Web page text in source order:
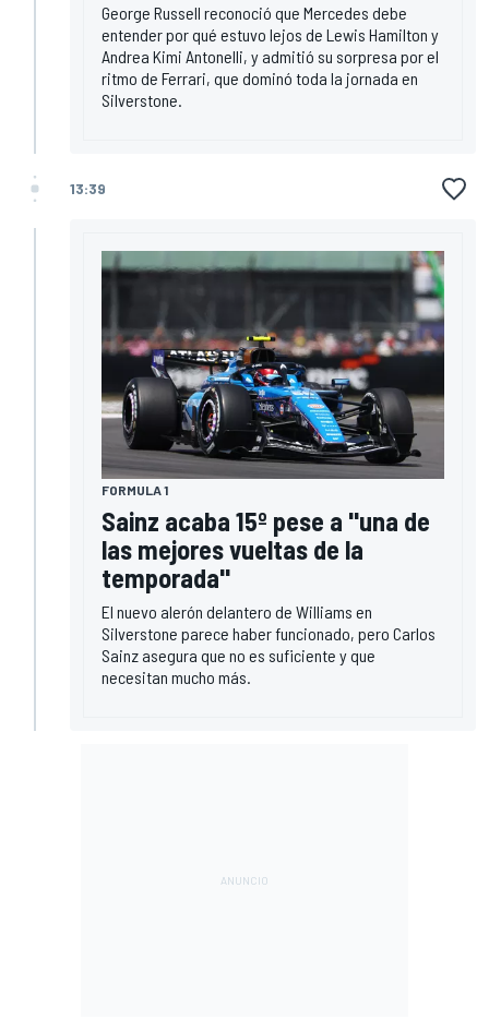
George Russell reconoció que Mercedes debe
entender por qué estuvo lejos de Lewis Hamilton y
Andrea Kimi Antonelli, y admitió su sorpresa por el
ritmo de Ferrari, que dominó toda la jornada en
Silverstone.
13:39
FORMULA 1
Sainz acaba 15º pese a "una de
las mejores vueltas de la
temporada"
El nuevo alerón delantero de Williams en
Silverstone parece haber funcionado, pero Carlos
Sainz asegura que no es suficiente y que
necesitan mucho más.